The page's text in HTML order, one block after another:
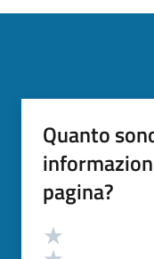
Quanto
pagina?
Valutazione